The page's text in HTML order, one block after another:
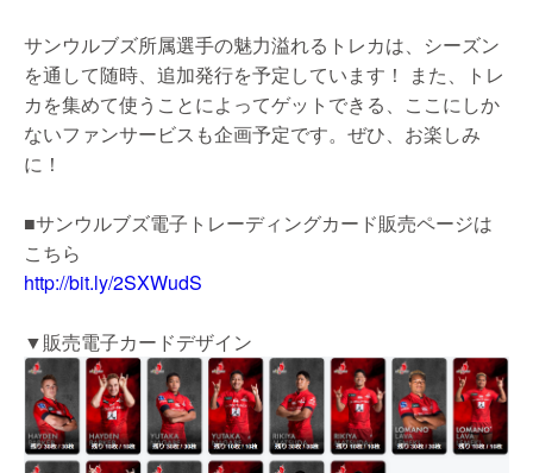
サンウルブズ所属選手の魅力溢れるトレカは、シーズン
を通して随時、追加発行を予定しています！ また、トレ
カを集めて使うことによってゲットできる、ここにしか
ないファンサービスも企画予定です。ぜひ、お楽しみ
に！
■サンウルブズ電子トレーディングカード販売ページは
こちら
http://bit.ly/2SXWudS
▼販売電子カードデザイン